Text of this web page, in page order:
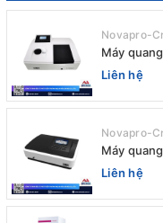
Novapro-
Máy
4nm) E-
Liên hệ
Novapro-
Máy
Peak
Liên hệ